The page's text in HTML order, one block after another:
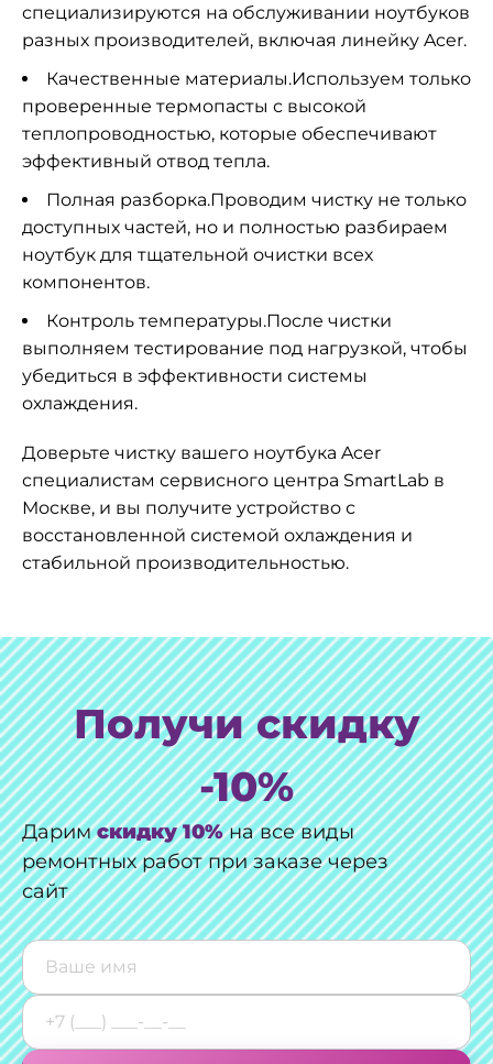
специализируются на обслуживании ноутбуков
разных производителей, включая линейку Acer.
Качественные материалы.Используем только
проверенные термопасты с высокой
теплопроводностью, которые обеспечивают
эффективный отвод тепла.
Полная разборка.Проводим чистку не только
доступных частей, но и полностью разбираем
ноутбук для тщательной очистки всех
компонентов.
Контроль температуры.После чистки
выполняем тестирование под нагрузкой, чтобы
убедиться в эффективности системы
охлаждения.
Доверьте чистку вашего ноутбука Acer
специалистам сервисного центра SmartLab в
Москве, и вы получите устройство с
восстановленной системой охлаждения и
стабильной производительностью.
Получи скидку
-10%
Даримскидку 10%на все виды
ремонтных работ при заказе через
сайт